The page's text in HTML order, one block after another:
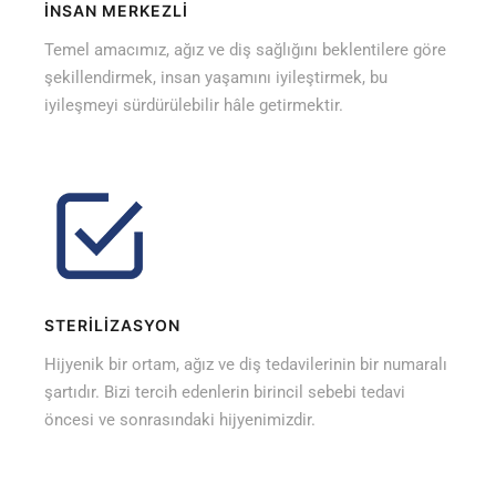
İNSAN MERKEZLİ
Temel amacımız, ağız ve diş sağlığını beklentilere göre
şekillendirmek, insan yaşamını iyileştirmek, bu
iyileşmeyi sürdürülebilir hâle getirmektir.
STERİLİZASYON
Hijyenik bir ortam, ağız ve diş tedavilerinin bir numaralı
şartıdır. Bizi tercih edenlerin birincil sebebi tedavi
öncesi ve sonrasındaki hijyenimizdir.